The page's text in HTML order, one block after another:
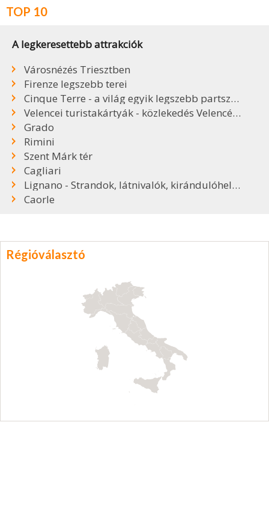
TOP 10
A legkeresettebb attrakciók
Városnézés Triesztben
Firenze legszebb terei
Cinque Terre - a világ egyik legszebb partszakasza
Velencei turistakártyák - közlekedés Velencében
Grado
Rimini
Szent Márk tér
Cagliari
Lignano - Strandok, látnivalók, kirándulóhelyek
Caorle
Régióválasztó